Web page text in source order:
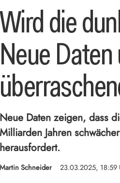
Wird die
Neue
Neue Daten zeigen, dass
Milliarden Jahren
herausfordert.
Martin Schneider 23.03.2025, 18:59